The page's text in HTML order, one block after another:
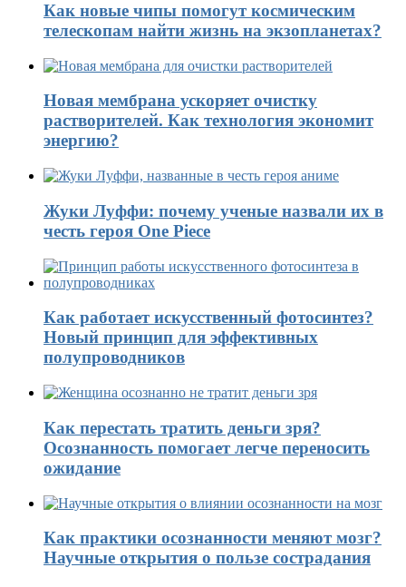
Как новые чипы помогут космическим
телескопам найти жизнь на экзопланетах?
Новая мембрана ускоряет очистку
растворителей. Как технология экономит
энергию?
Жуки Луффи: почему ученые назвали их в
честь героя One Piece
Как работает искусственный фотосинтез?
Новый принцип для эффективных
полупроводников
Как перестать тратить деньги зря?
Осознанность помогает легче переносить
ожидание
Как практики осознанности меняют мозг?
Научные открытия о пользе сострадания